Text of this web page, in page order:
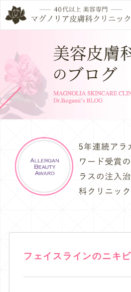
フェイスラインのニキ